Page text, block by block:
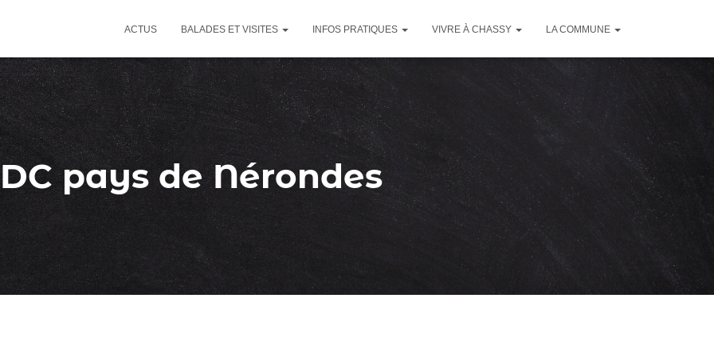
ACTUS BALADES ET VISITES INFOS PRATIQUES VIVRE À CHASSY LA COMMUNE
pays de Nérondes